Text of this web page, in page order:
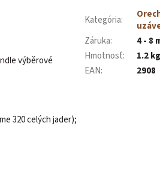
výběrové
320 celých jader);
Kategória:
Záruka:
4 - 8
Hmotnosť:
1.2 kg
EAN: 2908